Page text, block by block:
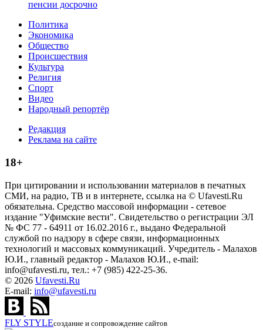
пенсии досрочно
Политика
Экономика
Общество
Происшествия
Культура
Религия
Спорт
Видео
Народный репортёр
Редакция
Реклама на сайте
18+
При цитировании и использовании материалов в печатных
СМИ, на радио, ТВ и в интернете, ссылка на © Ufavesti.Ru
обязательна. Средство массовой информации - сетевое
издание "Уфимские вести". Свидетельство о регистрации ЭЛ
№ ФС 77 - 64911 от 16.02.2016 г., выдано Федеральной
службой по надзору в сфере связи, информационных
технологий и массовых коммуникаций. Учредитель - Малахов
Ю.И., главный редактор - Малахов Ю.И., e-mail:
info@ufavesti.ru, тел.: +7 (985) 422-25-36.
© 2026 Ufavesti.Ru
E-mail: info@ufavesti.ru
FLY STYLEсоздание и сопровождение сайтов